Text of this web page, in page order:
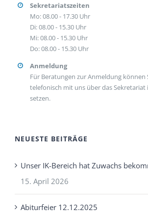
Sekretariatszeiten
Mo: 08.00 - 17.30 Uhr
Di: 08.00 - 15.30 Uhr
Mi: 08.00 - 15.30 Uhr
Do: 08.00 - 15.30 Uhr
Anmeldung
Für Beratungen zur Anmeldung können
telefonisch mit uns über das
setzen.
NEUESTE BEITRÄGE
Unser IK-Bereich hat Zuwachs
15. April 2026
Abiturfeier 12.12.2025